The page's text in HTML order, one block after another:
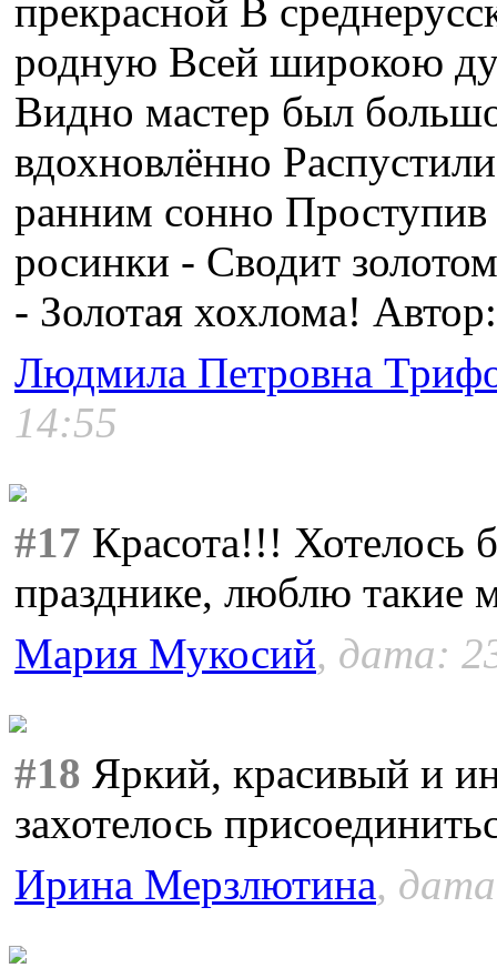
прекрасной В
родную Всей широкою
Видно мастер был
вдохновлённо
ранним сонно
росинки - Сводит
- Золотая хохлома!
Людмила Петровна
14:55
#17 Красота!!! Хотелось
празднике, люблю такие
Мария Мукосий, дата:
#18 Яркий, красивый и
захотелось
Ирина Мерзлютина,